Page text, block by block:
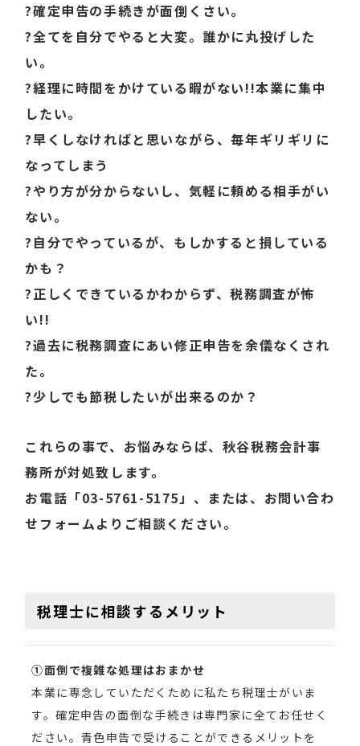
?確定申告の手続きが面倒くさい。
?全てを自分でやると大変。誰かに丸投げした
い。
?経理に時間をかけている暇がない!!本業に集中
したい。
?早くしなければと思いながら、毎年ギリギリに
なってしまう
?やり方が分からないし、気軽に頼める相手がい
ない。
?自分でやっているが、もしかすると損している
かも？
?正しくできているかわからず、税務調査が怖
い!!
?過去に税務調査にあい修正申告を余儀なくされ
た。
?少しでも節税したいが出来るのか？
これらの事で、お悩みならば、秋谷税務会計事
務所が対処致します。
お電話 「03-5761-5175」 、または、 お問い合わ
せフォームよりご相談ください。
税理士に相談するメリット
①面倒で複雑な処理はおまかせ
本業に専念していただくために私たち税理士がいま
す。確定申告の面倒な手続きは専門家に全てお任せく
ださい。青色申告で受けることができるメリットを